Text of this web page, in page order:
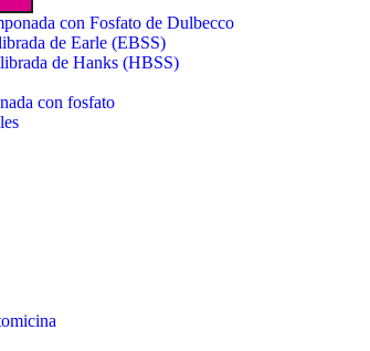
con Fosfato de Dulbecco
de Earle (EBSS)
de Hanks (HBSS)
con fosfato